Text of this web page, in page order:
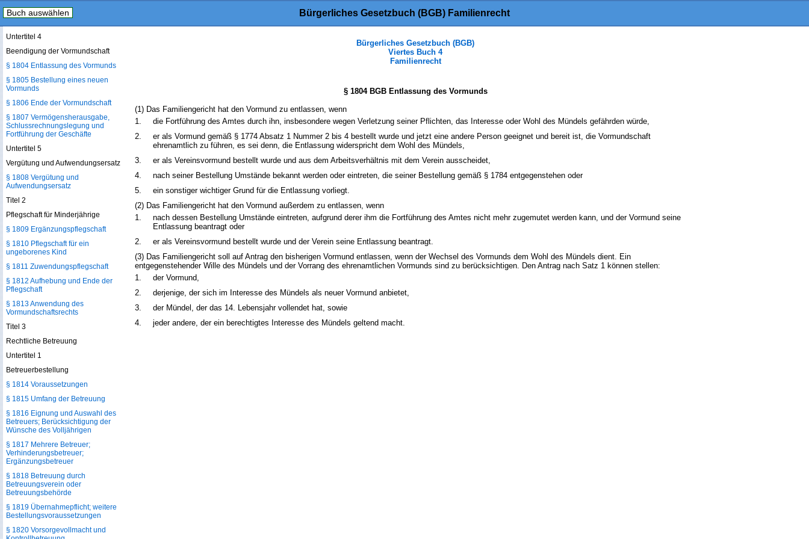
Buch auswählen Bürgerliches Gesetzbuch (BGB) Familienrecht
Bürgerliches Gesetzbuch (BGB)
Viertes Buch 4
Familienrecht
§ 1804 BGB Entlassung des Vormunds
(1) Das Familiengericht hat den Vormund zu entlassen, wenn
1.
die Fortführung des Amtes durch ihn, insbesondere wegen Verletzung seiner Pflichten, das Interesse oder Wohl des Mündels gefährden würde,
2.
er als Vormund gemäß § 1774 Absatz 1 Nummer 2 bis 4 bestellt wurde und jetzt eine andere Person geeignet und bereit ist, die Vormundschaft
ehrenamtlich zu führen, es sei denn, die Entlassung widerspricht dem Wohl des Mündels,
3.
er als Vereinsvormund bestellt wurde und aus dem Arbeitsverhältnis mit dem Verein ausscheidet,
4.
nach seiner Bestellung Umstände bekannt werden oder eintreten, die seiner Bestellung gemäß § 1784 entgegenstehen oder
5.
ein sonstiger wichtiger Grund für die Entlassung vorliegt.
(2) Das Familiengericht hat den Vormund außerdem zu entlassen, wenn
1.
nach dessen Bestellung Umstände eintreten, aufgrund derer ihm die Fortführung des Amtes nicht mehr zugemutet werden kann, und der Vormund seine
Entlassung beantragt oder
2.
er als Vereinsvormund bestellt wurde und der Verein seine Entlassung beantragt.
(3) Das Familiengericht soll auf Antrag den bisherigen Vormund entlassen, wenn der Wechsel des Vormunds dem Wohl des Mündels dient. Ein
entgegenstehender Wille des Mündels und der Vorrang des ehrenamtlichen Vormunds sind zu berücksichtigen. Den Antrag nach Satz 1 können stellen:
1.
der Vormund,
2.
derjenige, der sich im Interesse des Mündels als neuer Vormund anbietet,
3.
der Mündel, der das 14. Lebensjahr vollendet hat, sowie
4.
jeder andere, der ein berechtigtes Interesse des Mündels geltend macht.
§ 1803 Persönliche Anhörung;
Untertitel 4
Beendigung der Vormundschaft
§ 1804 Entlassung des Vormunds
§ 1805 Bestellung eines neuen
Vormunds
§ 1806 Ende der Vormundschaft
§ 1807 Vermögensherausgabe,
Schlussrechnungslegung und
Fortführung der Geschäfte
Untertitel 5
Vergütung und Aufwendungsersatz
§ 1808 Vergütung und
Aufwendungsersatz
Titel 2
Pflegschaft für Minderjährige
§ 1809 Ergänzungspflegschaft
§ 1810 Pflegschaft für ein
ungeborenes Kind
§ 1811 Zuwendungspflegschaft
§ 1812 Aufhebung und Ende der
Pflegschaft
§ 1813 Anwendung des
Vormundschaftsrechts
Titel 3
Rechtliche Betreuung
Untertitel 1
Betreuerbestellung
§ 1814 Voraussetzungen
§ 1815 Umfang der Betreuung
§ 1816 Eignung und Auswahl des
Betreuers; Berücksichtigung der
Wünsche des Volljährigen
§ 1817 Mehrere Betreuer;
Verhinderungsbetreuer;
Ergänzungsbetreuer
§ 1818 Betreuung durch
Betreuungsverein oder
Betreuungsbehörde
§ 1819 Übernahmepflicht; weitere
Bestellungsvoraussetzungen
§ 1820 Vorsorgevollmacht und